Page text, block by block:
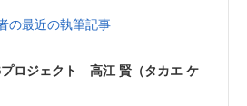
の最近の執筆記事
ロジェクト 高江 賢（タカエ ケ